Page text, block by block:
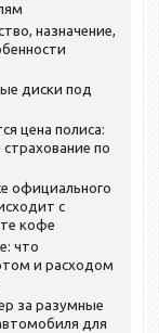
назначение,
диски под
цена полиса:
по
официального
с
кофе
что
и расходом
за разумные
для